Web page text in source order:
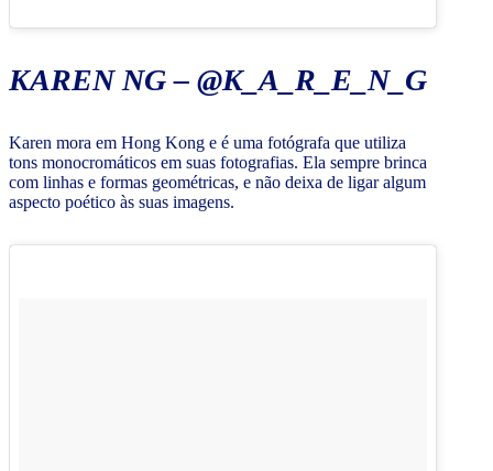
KAREN NG – @K_A_R_E_N_G
Karen mora em Hong Kong e é uma fotógrafa que utiliza
tons monocromáticos em suas fotografias. Ela sempre brinca
com linhas e formas geométricas, e não deixa de ligar algum
aspecto poético às suas imagens.